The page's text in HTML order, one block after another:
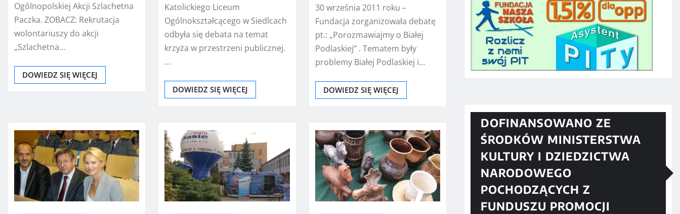
Ogólnopolskiej Akcji Szlachetna
Paczka. ZOBACZ: Rekrutacja
wolontariuszy do akcji
„Szlachetna…
DOWIEDZ SIĘ WIĘCEJ
Katolickiego Liceum
Ogólnokształcącego w Siedlcach
odbyła się debata na temat
krzyża w przestrzeni publicznej.
…
DOWIEDZ SIĘ WIĘCEJ
30 września 2011 roku –
Fundacja zorganizowała debatę
pt.: „Porozmawiajmy o Białej
Podlaskiej” . Tematem były
problemy Białej Podlaskiej i…
DOWIEDZ SIĘ WIĘCEJ
DOFINANSOWANO ZE
ŚRODKÓW MINISTERSTWA
KULTURY I DZIEDZICTWA
NARODOWEGO
POCHODZĄCYCH Z
FUNDUSZU PROMOCJI